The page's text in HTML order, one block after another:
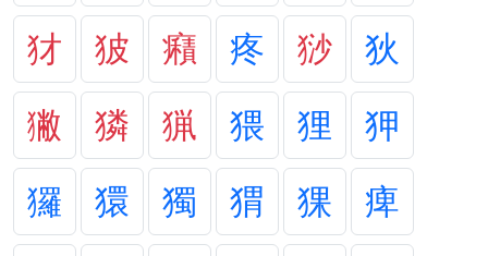
犲
狓 癪 疼 猀
狄
獙
獜 猟 猥 狸
狎
玀
獧 獨 猬 猓
痺